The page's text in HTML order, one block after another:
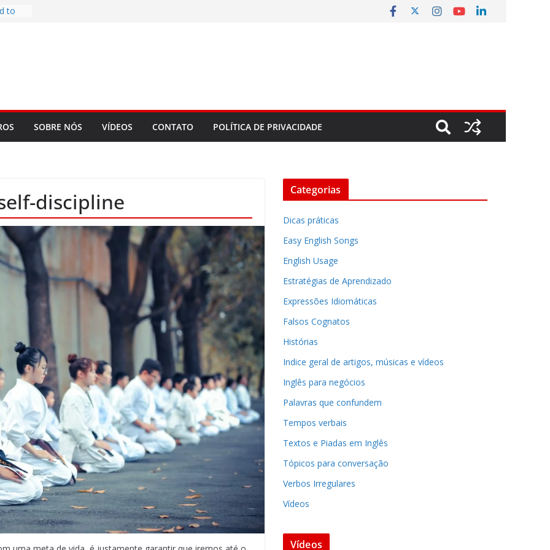
to
SOBRE NÓS VÍDEOS CONTATO POLÍTICA DE PRIVACIDADE
discipline Categorias
Dicas práticas
Easy English Songs
English Usage
Estratégias de Aprendizado
Expressões Idiomáticas
Falsos Cognatos
Histórias
Indice geral de artigos, músicas e vídeos
Inglês para negócios
Palavras que confundem
Tempos verbais
Textos e Piadas em Inglês
Tópicos para conversação
Verbos Irregulares
Vídeos
Vídeos